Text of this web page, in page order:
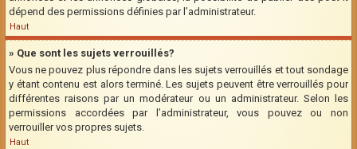
dépend des permissions définies par l’administrateur.
Haut
» Que sont les sujets verrouillés?
Vous ne pouvez plus répondre dans les sujets verrouillés et tout sondage
y étant contenu est alors terminé. Les sujets peuvent être verrouillés pour
différentes raisons par un modérateur ou un administrateur. Selon les
permissions accordées par l’administrateur, vous pouvez ou non
verrouiller vos propres sujets.
Haut